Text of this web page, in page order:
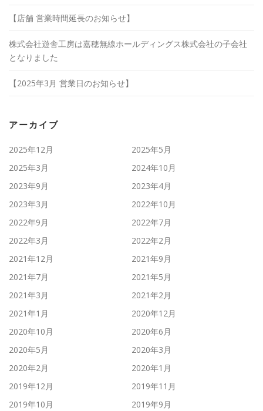
【店舗 営業時間延長のお知らせ】
株式会社遊舎工房は嘉穂無線ホールディングス株式会社の子会社
となりました
【2025年3月 営業日のお知らせ】
アーカイブ
2025年12月
2025年5月
2025年3月
2024年10月
2023年9月
2023年4月
2023年3月
2022年10月
2022年9月
2022年7月
2022年3月
2022年2月
2021年12月
2021年9月
2021年7月
2021年5月
2021年3月
2021年2月
2021年1月
2020年12月
2020年10月
2020年6月
2020年5月
2020年3月
2020年2月
2020年1月
2019年12月
2019年11月
2019年10月
2019年9月